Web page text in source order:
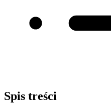
Spis treści